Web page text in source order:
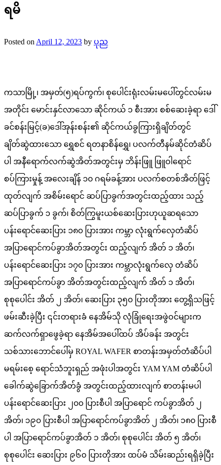
ရမိ
Posted on April 12, 2023 by ပုည
ကသာမြို့၊ အမှတ်(၅)ရပ်ကွက်၊ စုပေါင်းရုံးလမ်းမပေါ်တွင်လမ်းမ
အတိုင်း မောင်းနှင်လာသော ဆိုင်ကယ် ၁ စီးအား စစ်ဆေးခဲ့ရာ ဒေါ်
ခင်စန်းမြင့်(ခ)ဒေါ်အုန်းစန်း၏ ဆိုင်ကယ်ခွကြားရှိချိတ်တွင်
ချိတ်ဆွဲထားသော ရွှေစင် ရတနာစိန်ရွှေ၊ ပလက်တီနမ်ဆိုင်တံဆိပ်
ပါ အနီရောက်လက်ဆွဲအိတ်အတွင်းမှ ဘိန်းဖြူ ဖြူဝါရောင်
စပ်ကြားမှုန့် အလေးချိန် ၁၀ ဂရမ်ခန့်အား ပလက်စတစ်အိတ်ဖြင့်
ထုတ်လျက် အစိမ်းရောင် ဆပ်ပြာခွက်အတွင်းထည့်ထား သည့်
ဆပ်ပြာခွက် ၁ ခွက်၊ စိတ်ကြွမူးယစ်ဆေးပြားဟုယူဆရသော
ပန်းရောင်ဆေးပြား ၁၈၀ ပြားအား ကမ္ဘာ လုံးရွက်လှေတံဆိပ်
အပြာရောင်ကပ်ခွာအိတ်အတွင်း ထည့်လျက် အိတ် ၁ အိတ်၊
ပန်းရောင်ဆေးပြား ၁၇၀ ပြားအား ကမ္ဘာလုံးရွက်လှေ တံဆိပ်
အပြာရောင်ကပ်ခွာ အိတ်အတွင်းထည့်လျက် အိတ် ၁ အိတ်၊
စုစုပေါင်း အိတ် ၂ အိတ်၊ ဆေးပြား ၃၅၀ ပြားတိုအား တွေ့ရှိသဖြင့်
ဖမ်းဆီးခဲ့ပြီး ၎င်းတရားခံ နေအိမ်သို လုံခြုံရေးအဖွဲဝင်များက
ဆက်လက်ရှာဖွေခဲ့ရာ နေအိမ်အပေါ်ထပ် အိပ်ခန်း အတွင်း
သစ်သားဘောင်ပေါ်မှ ROYAL WAFER စာတန်းအမှတ်တံဆိပ်ပါ
မရမ်းစေ့ ရောင်သံဘူးရှည် အဖုံးပါအတွင်း YAM YAM တံဆိပ်ပါ
ခေါက်ဆွဲခြောက်အိတ်ခွံ အတွင်းထည့်ထားလျက် စာတန်းမပါ
ပန်းရောင်ဆေးပြား ၂၀၀ ပြားစီပါ အပြာရောင် ကပ်ခွာအိတ် ၂
အိတ်၊ ၁၉၀ ပြားစီပါ အပြာရောင်ကပ်ခွာအိတ် ၂ အိတ်၊ ၁၈၀ ပြားစီ
ပါ အပြာရောင်ကပ်ခွာအိတ် ၁ အိတ်၊ စုစုပေါင်း အိတ် ၅ အိတ်၊
စုစုပေါင်း ဆေးပြား ၉၆၀ ပြားတိုအား ထပ်မံ သိမ်းဆည်းရရှိခဲ့ပြီး